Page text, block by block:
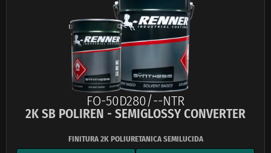
FO-50D280/--NTR
2K SB POLIREN - SEMIGLOSSY CONVERTER